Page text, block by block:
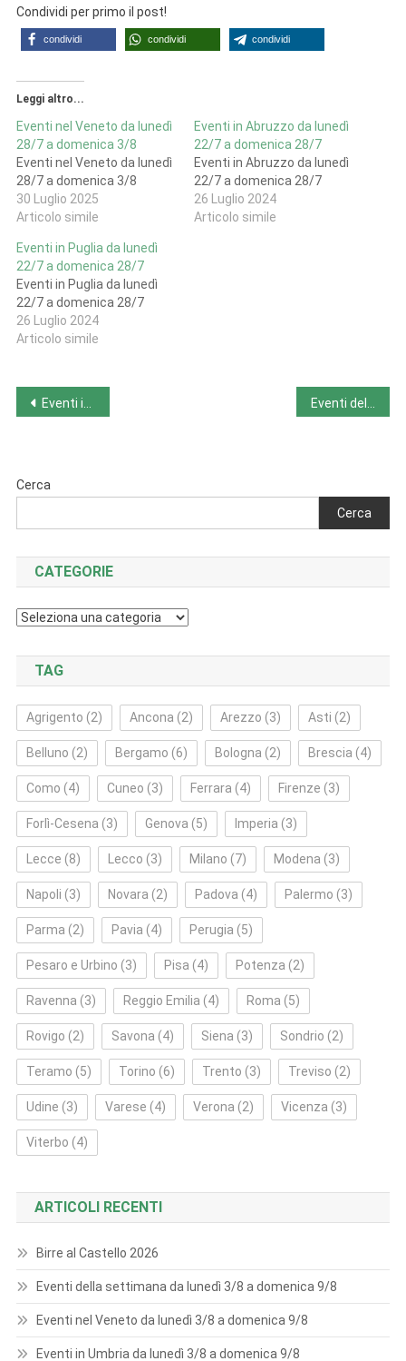
Condividi per primo il post!
condividi condividi condividi
Leggi altro...
Eventi nel Veneto da lunedì
28/7 a domenica 3/8
Eventi nel Veneto da lunedì
28/7 a domenica 3/8
30 Luglio 2025
Articolo simile
Eventi in Abruzzo da lunedì
22/7 a domenica 28/7
Eventi in Abruzzo da lunedì
22/7 a domenica 28/7
26 Luglio 2024
Articolo simile
Eventi in Puglia da lunedì
22/7 a domenica 28/7
Eventi in Puglia da lunedì
22/7 a domenica 28/7
26 Luglio 2024
Articolo simile
Navigazione
Eventi in Trentino-Alto Adige da lunedì 22/7 a domenica 28/7
Cerca
Cerca
CATEGORIE
Categorie
TAG
Agrigento (2) Ancona (2) Arezzo (3) Asti (2)
Belluno (2) Bergamo (6) Bologna (2) Brescia (4)
Como (4) Cuneo (3) Ferrara (4) Firenze (3)
Forlì‑Cesena (3) Genova (5) Imperia (3)
Lecce (8) Lecco (3) Milano (7) Modena (3)
Napoli (3) Novara (2) Padova (4) Palermo (3)
Parma (2) Pavia (4) Perugia (5)
Pesaro e Urbino (3) Pisa (4) Potenza (2)
Ravenna (3) Reggio Emilia (4) Roma (5)
Rovigo (2) Savona (4) Siena (3) Sondrio (2)
Teramo (5) Torino (6) Trento (3) Treviso (2)
Udine (3) Varese (4) Verona (2) Vicenza (3)
Viterbo (4)
ARTICOLI RECENTI
Birre al Castello 2026
Eventi della settimana da lunedì 3/8 a domenica 9/8
Eventi nel Veneto da lunedì 3/8 a domenica 9/8
Eventi in Umbria da lunedì 3/8 a domenica 9/8